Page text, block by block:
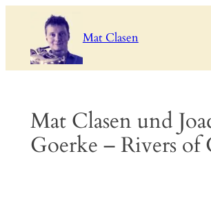
springen
Mat Clasen
Mat Clasen und
Goerke – Rivers of